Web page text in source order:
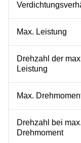
Max. Leistung
Drehzahl der
Leistung
Max.
Drehzahl bei max.
Drehmoment